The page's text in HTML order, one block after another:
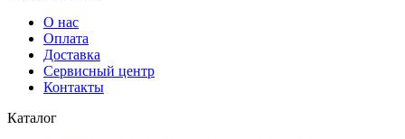
О нас
Оплата
Доставка
Сервисный центр
Контакты
Каталог